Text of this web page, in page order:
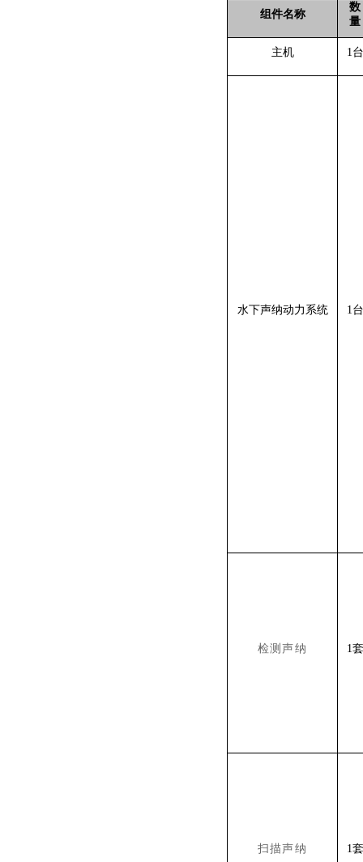
组件名称
数
量
主机 1台
水下声纳动力系统 1台
检测声纳 1套
扫描声纳 1套